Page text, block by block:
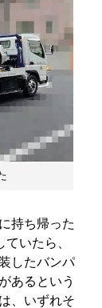
持ち帰った
いたら、
したバンパ
あるという
、いずれそ